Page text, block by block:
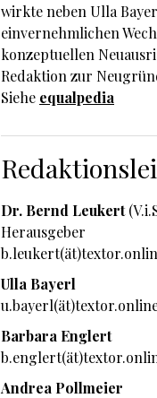
wirkte neben Ulla
einvernehmlichen
konzeptuellen
Redaktion zur
Siehe equalpedia
Dr. Bernd Leukert
Herausgeber
Ulla Bayerl
Barbara Englert
Andrea Pollmeier